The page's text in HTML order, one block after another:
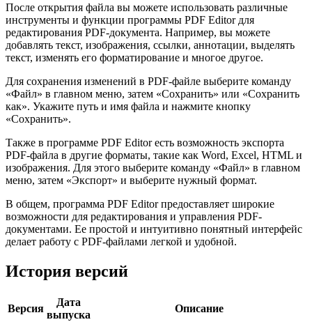
После открытия файла вы можете использовать различные
инструменты и функции программы PDF Editor для
редактирования PDF-документа. Например, вы можете
добавлять текст, изображения, ссылки, аннотации, выделять
текст, изменять его форматирование и многое другое.
Для сохранения изменений в PDF-файле выберите команду
«Файл» в главном меню, затем «Сохранить» или «Сохранить
как». Укажите путь и имя файла и нажмите кнопку
«Сохранить».
Также в программе PDF Editor есть возможность экспорта
PDF-файла в другие форматы, такие как Word, Excel, HTML и
изображения. Для этого выберите команду «Файл» в главном
меню, затем «Экспорт» и выберите нужный формат.
В общем, программа PDF Editor предоставляет широкие
возможности для редактирования и управления PDF-
документами. Ее простой и интуитивно понятный интерфейс
делает работу с PDF-файлами легкой и удобной.
История версий
Версия
Дата
выпуска
Описание